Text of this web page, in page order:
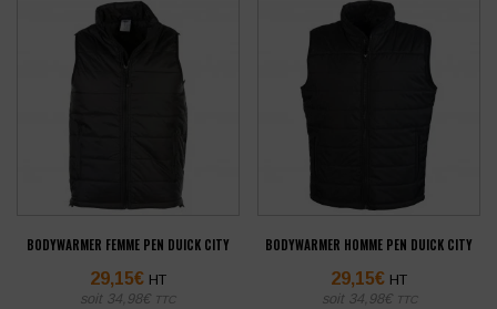
BODYWARMER FEMME PEN DUICK CITY
29,15€ HT
soit 34,98€ TTC
BODYWARMER HOMME PEN DUICK CITY
29,15€ HT
soit 34,98€ TTC